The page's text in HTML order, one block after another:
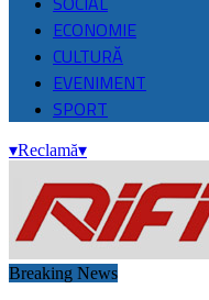
ECONOMIE
CULTURĂ
EVENIMENT
SPORT
▾Reclamă▾
Breaking News